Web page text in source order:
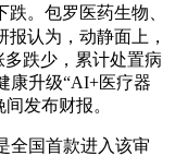
。包罗医药生物、
报认为，动静面上，
多跌少，累计处置病
康升级“AI+医疗器
发布财报。
国首款进入该审